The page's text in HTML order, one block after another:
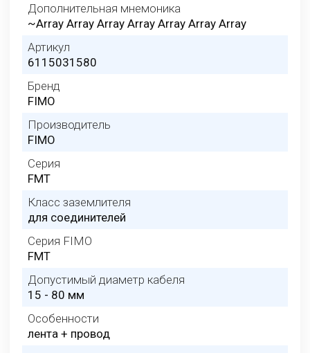
Дополнительная мнемоника
~Array Array Array Array Array Array Array
Артикул
6115031580
Бренд
FIMO
Производитель
FIMO
Серия
FMT
Класс заземлителя
для соединителей
Серия FIMO
FMT
Допустимый диаметр кабеля
15 - 80 мм
Особенности
лента + провод